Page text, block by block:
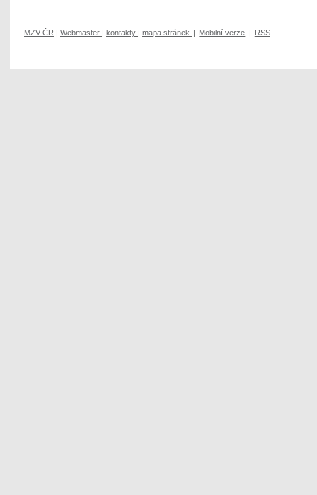
MZV ČR | Webmaster | kontakty | mapa stránek | Mobilní verze | RSS